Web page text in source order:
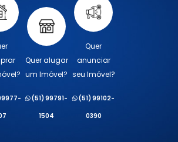
Quer alugar
um Imóvel?
(51) 99791-
1504
Quer
anunciar
seu Imóvel?
(51) 99102-
0390